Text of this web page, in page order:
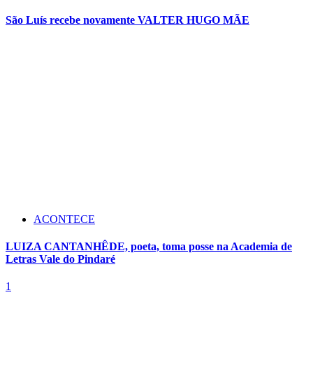
São Luís recebe novamente VALTER HUGO MÃE
ACONTECE
LUIZA CANTANHÊDE, poeta, toma posse na Academia de
Letras Vale do Pindaré
1